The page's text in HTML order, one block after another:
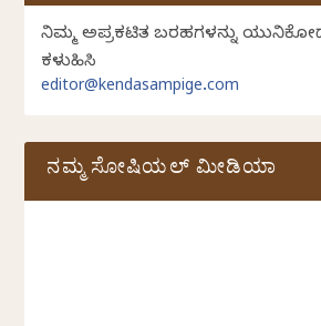
ನಿಮ್ಮ ಅಪ್ರಕಟಿತ ಬರಹಗಳನ್ನು
ಕಳುಹಿಸಿ
editor@kendasampige.com
ನಮ್ಮ ಸೋಷಿಯಲ್‌ ಮೀಡಿಯಾ